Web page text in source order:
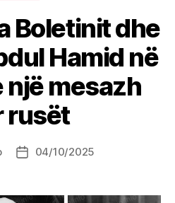
Boletinit dhe
Hamid në
një mesazh
rusët
Post04/10/2025